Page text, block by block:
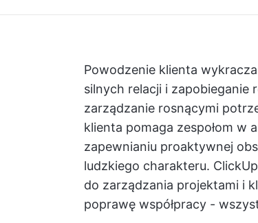
Powodzenie klienta
silnych relacji i zapobieganie
zarządzanie rosnącymi
klienta pomaga zespołom w
zapewnianiu proaktywnej
ludzkiego charakteru. ClickUp
do zarządzania projektami i
poprawę współpracy -